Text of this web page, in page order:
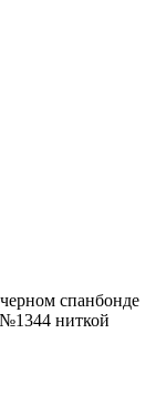
спанбонде
ниткой